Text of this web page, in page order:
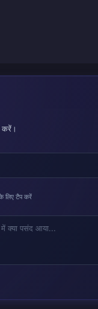
करें।
लिए टैप करें